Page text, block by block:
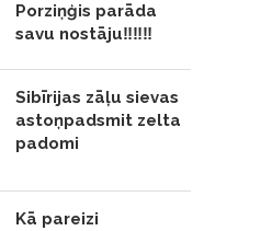
Porziņģis parāda
savu nostāju‼️‼️‼️
Sibīrijas zāļu sievas
astoņpadsmit zelta
padomi
Kā pareizi